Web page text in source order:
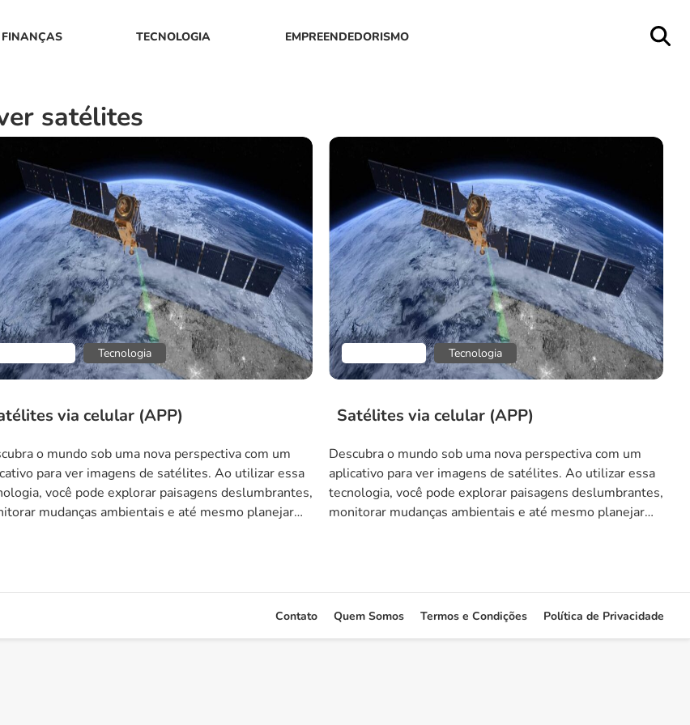
FINANÇAS TECNOLOGIA EMPREENDEDORISMO
satélites
Tecnologia
via celular (APP)
o mundo sob uma nova perspectiva com um
para ver imagens de satélites. Ao utilizar essa
você pode explorar paisagens deslumbrantes,
mudanças ambientais e até mesmo planejar
Tecnologia
Satélites via celular (APP)
Descubra o mundo sob uma nova perspectiva com um
aplicativo para ver imagens de satélites. Ao utilizar essa
tecnologia, você pode explorar paisagens deslumbrantes,
monitorar mudanças ambientais e até mesmo planejar
Contato Quem Somos Termos e Condições Política de Privacidade